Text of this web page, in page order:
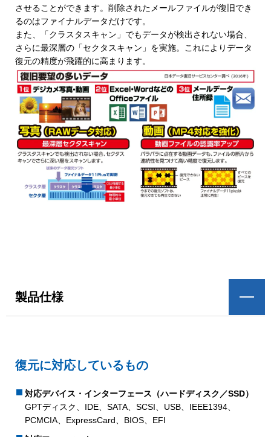
させることができます。削除されたメールファイルが復旧でき
るのはファイナルデータだけです。
また、「クラスタスキャン」でもデータが検出されない場合、
さらに最深層の「セクタスキャン」を実施。これによりデータ
復元の精度が飛躍的に高まります。
製品仕様
復元に対応しているもの
対応デバイス・インターフェース（ハードディスク／SSD）
GPTディスク、IDE、SATA、SCSI、USB、IEEE1394、
PCMCIA、ExpressCard、BIOS、EFI